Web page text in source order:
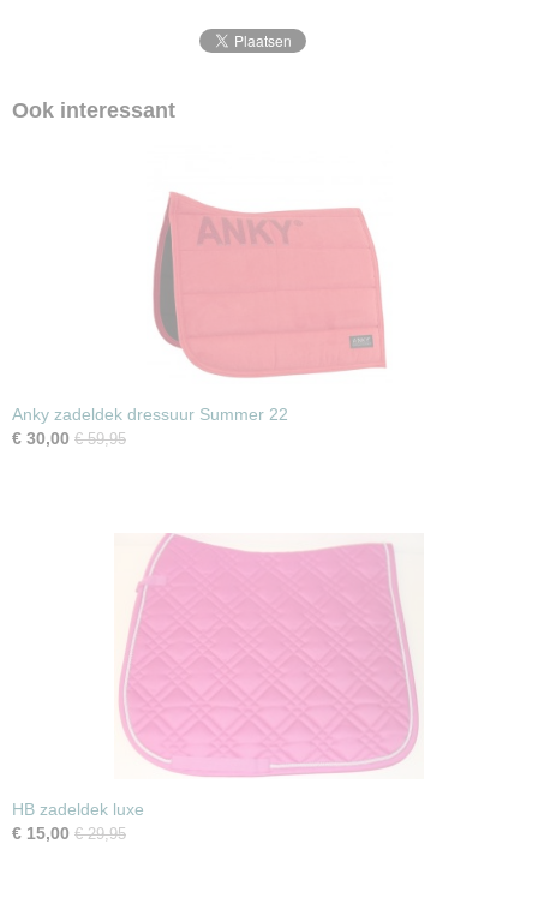
Ook interessant
Anky zadeldek dressuur Summer 22
€ 30,00 € 59,95
HB zadeldek luxe
€ 15,00 € 29,95